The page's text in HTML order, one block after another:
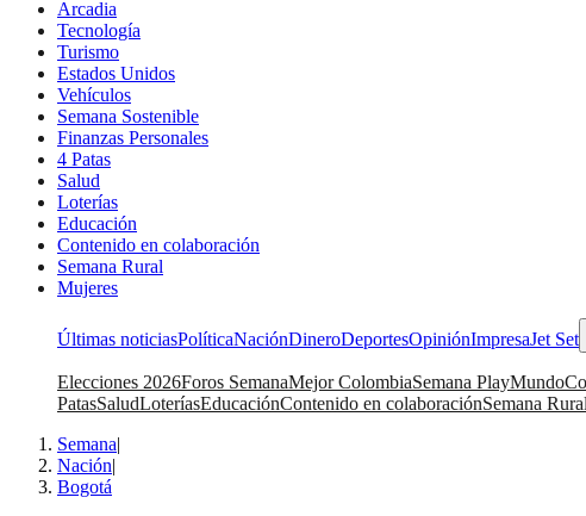
Arcadia
Tecnología
Turismo
Estados Unidos
Vehículos
Semana Sostenible
Finanzas Personales
4 Patas
Salud
Loterías
Educación
Contenido en colaboración
Semana Rural
Mujeres
Últimas noticiasPolíticaNaciónDineroDeportesOpiniónImpresaJet Set
Elecciones 2026Foros SemanaMejor ColombiaSemana PlayMundo
PatasSaludLoteríasEducaciónContenido en colaboraciónSemana Rural
Semana|
Nación|
Bogotá